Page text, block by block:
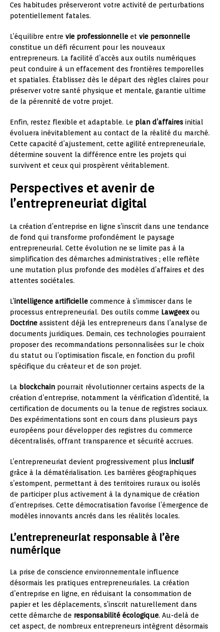
Ces habitudes préserveront votre activité de perturbations
potentiellement fatales.
L’équilibre entre vie professionnelle et vie personnelle
constitue un défi récurrent pour les nouveaux
entrepreneurs. La facilité d’accès aux outils numériques
peut conduire à un effacement des frontières temporelles
et spatiales. Établissez dès le départ des règles claires pour
préserver votre santé physique et mentale, garantie ultime
de la pérennité de votre projet.
Enfin, restez flexible et adaptable. Le plan d’affaires initial
évoluera inévitablement au contact de la réalité du marché.
Cette capacité d’ajustement, cette agilité entrepreneuriale,
détermine souvent la différence entre les projets qui
survivent et ceux qui prospèrent véritablement.
Perspectives et avenir de
l’entrepreneuriat digital
La création d’entreprise en ligne s’inscrit dans une tendance
de fond qui transforme profondément le paysage
entrepreneurial. Cette évolution ne se limite pas à la
simplification des démarches administratives ; elle reflète
une mutation plus profonde des modèles d’affaires et des
attentes sociétales.
L’intelligence artificielle commence à s’immiscer dans le
processus entrepreneurial. Des outils comme Lawgeexou
Doctrine assistent déjà les entrepreneurs dans l’analyse de
documents juridiques. Demain, ces technologies pourraient
proposer des recommandations personnalisées sur le choix
du statut ou l’optimisation fiscale, en fonction du profil
spécifique du créateur et de son projet.
La blockchain pourrait révolutionner certains aspects de la
création d’entreprise, notamment la vérification d’identité, la
certification de documents ou la tenue de registres sociaux.
Des expérimentations sont en cours dans plusieurs pays
européens pour développer des registres du commerce
décentralisés, offrant transparence et sécurité accrues.
L’entrepreneuriat devient progressivement plus inclusif
grâce à la dématérialisation. Les barrières géographiques
s’estompent, permettant à des territoires ruraux ou isolés
de participer plus activement à la dynamique de création
d’entreprises. Cette démocratisation favorise l’émergence de
modèles innovants ancrés dans les réalités locales.
L’entrepreneuriat responsable à l’ère
numérique
La prise de conscience environnementale influence
désormais les pratiques entrepreneuriales. La création
d’entreprise en ligne, en réduisant la consommation de
papier et les déplacements, s’inscrit naturellement dans
cette démarche de responsabilité écologique. Au-delà de
cet aspect, de nombreux entrepreneurs intègrent désormais